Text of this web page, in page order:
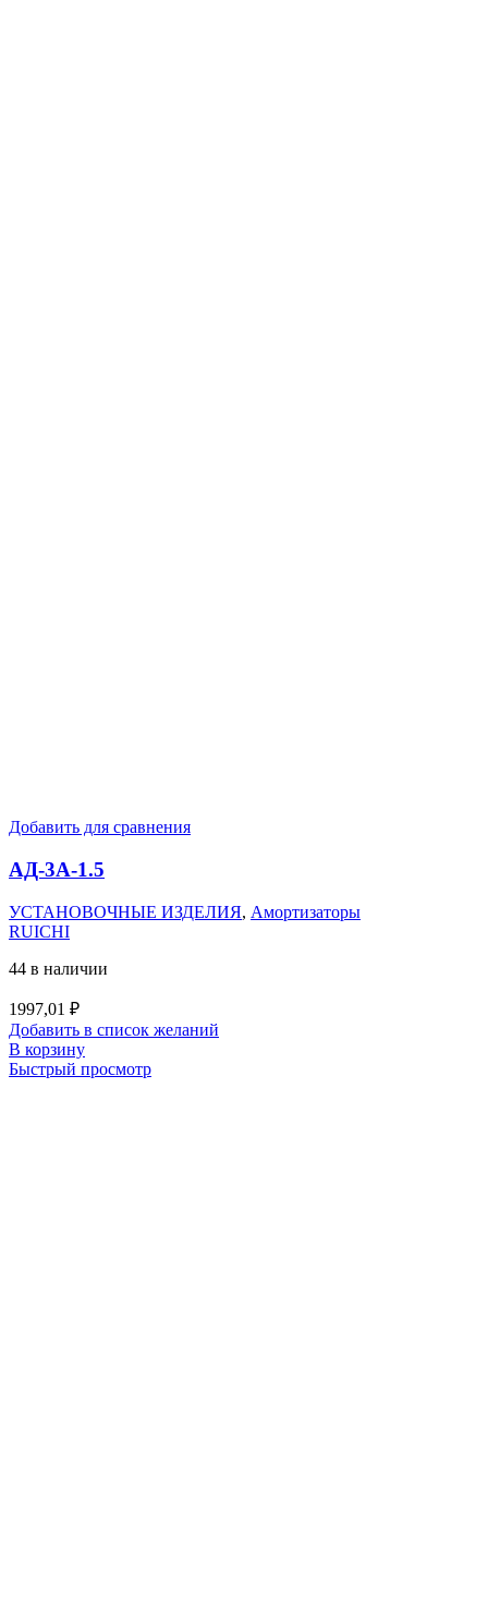
Добавить для сравнения
АД-3А-1.5
УСТАНОВОЧНЫЕ ИЗДЕЛИЯ, Амортизаторы
RUICHI
44 в наличии
1997,01 ₽
Добавить в список желаний
В корзину
Быстрый просмотр